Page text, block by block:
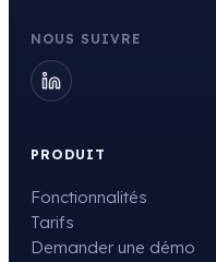
NOUS SUIVRE
PRODUIT
Fonctionnalités
Tarifs
Demander une démo